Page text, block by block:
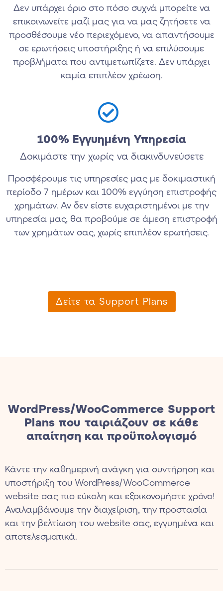
Δεν υπάρχει όριο στο πόσο συχνά μπορείτε να
επικοινωνείτε μαζί μας για να μας ζητήσετε να
προσθέσουμε νέο περιεχόμενο, να απαντήσουμε
σε ερωτήσεις υποστήριξης ή να επιλύσουμε
προβλήματα που αντιμετωπίζετε. Δεν υπάρχει
καμία επιπλέον χρέωση.
100% Εγγυημένη Υπηρεσία
Δοκιμάστε την χωρίς να διακινδυνεύσετε
Προσφέρουμε τις υπηρεσίες μας με δοκιμαστική
περίοδο 7 ημέρων και 100% εγγύηση επιστροφής
χρημάτων. Αν δεν είστε ευχαριστημένοι με την
υπηρεσία μας, θα προβούμε σε άμεση επιστροφή
των χρημάτων σας, χωρίς επιπλέον ερωτήσεις.
Δείτε τα Support Plans
WordPress/WooCommerce Support
Plans που ταιριάζουν σε κάθε
απαίτηση και προϋπολογισμό
Κάντε την καθημερινή ανάγκη για συντήρηση και
υποστήριξη του WordPress/WooCommerce
website σας πιο εύκολη και εξοικονομήστε χρόνο!
Αναλαμβάνουμε την διαχείριση, την προστασία
και την βελτίωση του website σας, εγγυημένα και
αποτελεσματικά.